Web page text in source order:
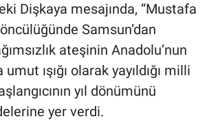
Dişkaya mesajında, “Mustafa
Samsun’dan
ateşinin Anadolu’nun
ışığı olarak yayıldığı milli
yıl dönümünü
yer verdi.